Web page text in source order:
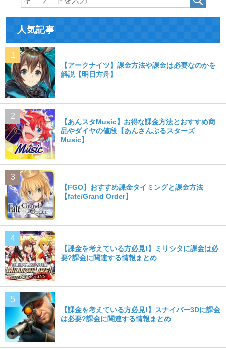
人気記事
【アークナイツ】課金方法や課金は必要なのかを
解説【明日方舟】
【あんスタMusic】お得な課金方法とおすすめ商
品やダイヤの値段【あんさんぶるスターズ
Music】
【FGO】おすすめ課金タイミングと課金方法
【fate/Grand Order】
【課金を考えている方必見!】ミリシタに課金は必
要?課金に関連する情報まとめ
【課金を考えている方必見!】スナイパー3Dに課金
は必要?課金に関連する情報まとめ